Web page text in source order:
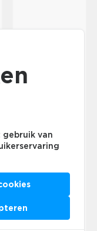
gebruik van